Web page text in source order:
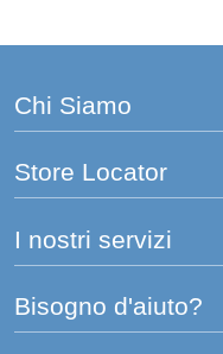
Chi Siamo
Store Locator
I nostri servizi
Bisogno d'aiuto?